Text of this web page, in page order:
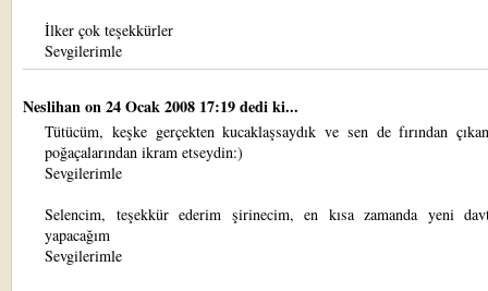
İlker çok teşekkürler
Sevgilerimle
Neslihanon 24 Ocak 2008 17:19 dedi ki...
Tütücüm, keşke gerçekten kucaklaşsaydık ve sen de fırından
poğaçalarından ikram etseydin:)
Sevgilerimle
Selencim, teşekkür ederim şirinecim, en kısa zamanda yeni
yapacağım
Sevgilerimle